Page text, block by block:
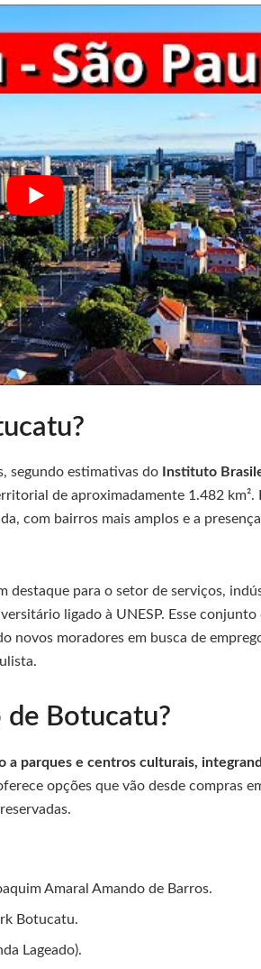
segundo estimativas do Instituto
de aproximadamente 1.482 km².
com bairros mais amplos e a
destaque para o setor de serviços,
ligado à UNESP. Esse
moradores em busca de
Botucatu?
a parques e centros culturais,
opções que vão desde compras
Amaral Amando de Barros.
Botucatu.
Lageado).